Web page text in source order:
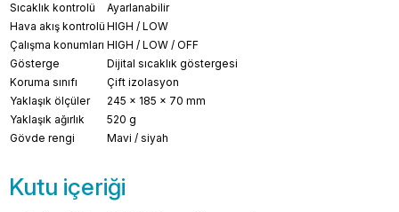
Sıcaklık kontrolü
Ayarlanabilir
Hava akış kontrolü HIGH / LOW
Çalışma konumları HIGH / LOW / OFF
Gösterge
Dijital sıcaklık göstergesi
Koruma sınıfı
Çift izolasyon
Yaklaşık ölçüler
245 × 185 × 70 mm
Yaklaşık ağırlık
520 g
Gövde rengi
Mavi / siyah
Kutu içeriği